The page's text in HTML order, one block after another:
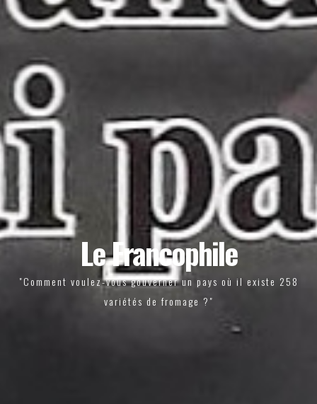
Le Francophile
"Comment voulez-vous gouverner un pays où il existe 258
variétés de fromage ?"